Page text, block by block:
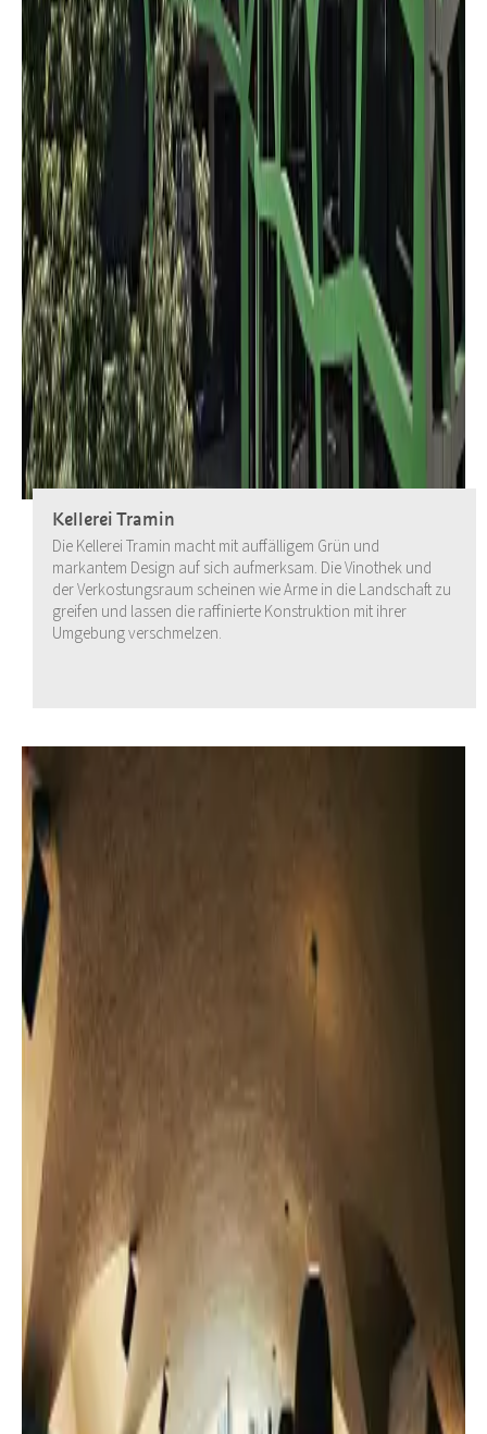
Kellerei Tramin
Die Kellerei Tramin macht mit auffälligem Grün und
markantem Design auf sich aufmerksam. Die Vinothek und
der Verkostungsraum scheinen wie Arme in die Landschaft zu
greifen und lassen die raffinierte Konstruktion mit ihrer
Umgebung verschmelzen.